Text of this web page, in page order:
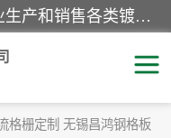
无锡昌鸿钢格板有限公司是专业生产和销售各类镀锌钢格板、镀锌钢格栅、不锈钢钢格及其相关产品的现代化企业。公司产品广泛运用于石油、化工、港口、电力、运输、造纸、医药、钢铁、食品、市政、房地产、制造业等各个领域。
格栅定制 无锡昌鸿钢格板